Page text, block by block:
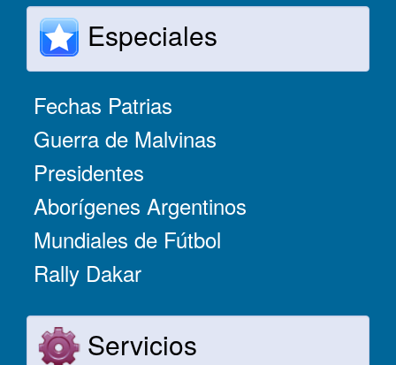
Especiales
Fechas Patrias
Guerra de Malvinas
Presidentes
Aborígenes Argentinos
Mundiales de Fútbol
Rally Dakar
Servicios